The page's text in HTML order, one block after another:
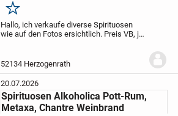
Merken
Hallo, ich verkaufe diverse Spirituosen
wie auf den Fotos ersichtlich. Preis VB, je
Personen Ü18.
52134 Herzogenrath
20.07.2026
Spirituosen Alkoholica Pott-Rum,
Metaxa, Chantre Weinbrand